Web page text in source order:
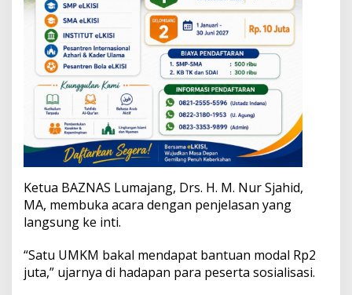
U
M
K
M
Ketua BAZNAS Lumajang, Drs. H. M. Nur Sjahid,
MA, membuka acara dengan penjelasan yang
langsung ke inti.
“Satu UMKM bakal mendapat bantuan modal Rp2
juta,” ujarnya di hadapan para peserta sosialisasi.